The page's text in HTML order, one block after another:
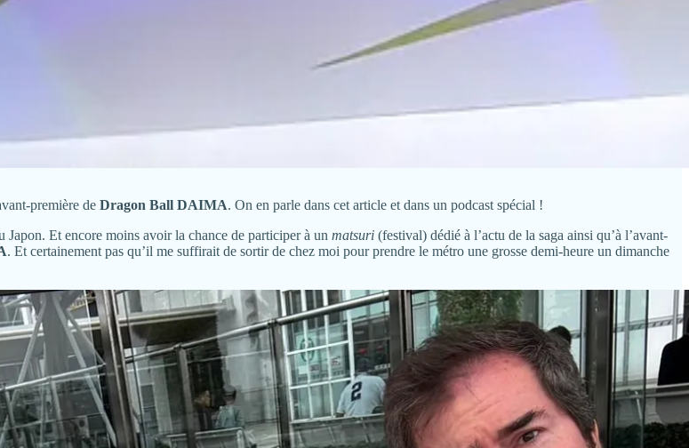
première de Dragon Ball DAIMA. On en parle dans cet article et dans un podcast spécial !
Japon. Et encore moins avoir la chance de participer à un matsuri (festival) dédié à l’actu de la saga ainsi qu’à l’avant-
. Et certainement pas qu’il me suffirait de sortir de chez moi pour prendre le métro une grosse demi-heure un dimanche